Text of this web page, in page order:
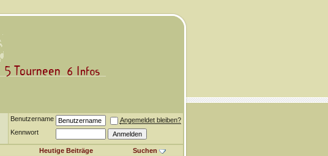
Benutzername
Angemeldet bleiben?
Kennwort
Heutige Beiträge Suchen